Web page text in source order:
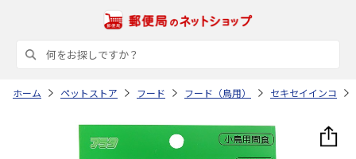
ホーム ペットストア フード フード（鳥用） セキセイインコ